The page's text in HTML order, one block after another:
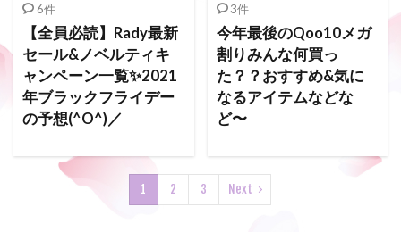
6件
【全員必読】Rady最新
セール&ノベルティキ
ャンペーン一覧✨2021
年ブラックフライデー
の予想(^O^)／
3件
今年最後のQoo10メガ
割りみんな何買っ
た？？おすすめ&気に
なるアイテムなどな
ど〜
1 2 3 Next